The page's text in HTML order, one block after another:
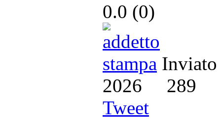
0.0 (0)
2026 289
Tweet